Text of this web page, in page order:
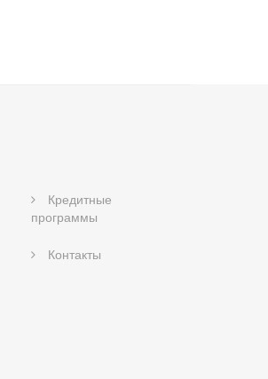
Кредитные
программы
Контакты